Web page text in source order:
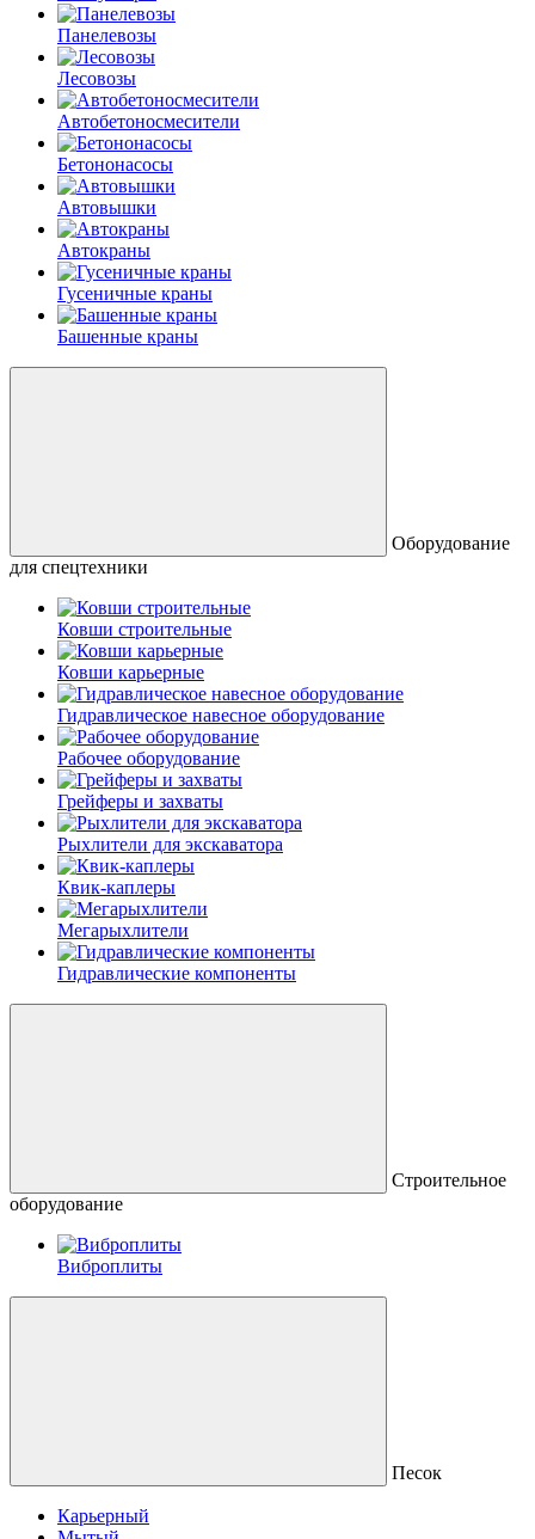
Панелевозы
Лесовозы
Автобетоно­смесители
Бетононасосы
Автовышки
Автокраны
Гусеничные краны
Башенные краны
Оборудование
для спецтехники
Ковши строительные
Ковши карьерные
Гидравлическое навесное оборудование
Рабочее оборудование
Грейферы и захваты
Рыхлители для экскаватора
Квик-каплеры
Мегарыхлители
Гидравлические компоненты
Строительное
оборудование
Виброплиты
Песок
Карьерный